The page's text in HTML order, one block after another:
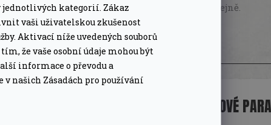
kategorií. Zákaz
vaši uživatelskou zkušenost
Aktivací níže uvedených souborů
že vaše osobní údaje mohou být
informace o převodu a
našich Zásadách pro používání
Poradíme online i osobně na prodejně.
DOPLŇKOVÉ